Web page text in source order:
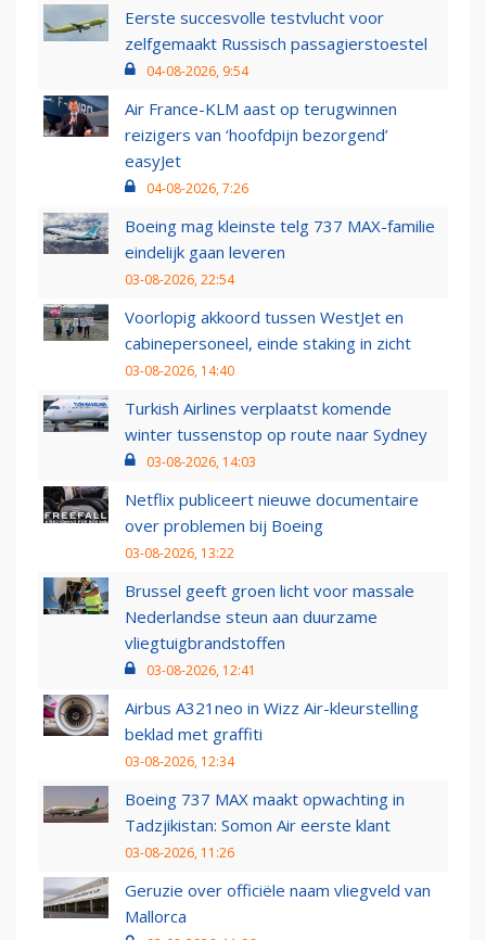
Eerste succesvolle testvlucht voor
zelfgemaakt Russisch passagierstoestel
04-08-2026, 9:54
Air France-KLM aast op terugwinnen
reizigers van ‘hoofdpijn bezorgend’
easyJet
04-08-2026, 7:26
Boeing mag kleinste telg 737 MAX-familie
eindelijk gaan leveren
03-08-2026, 22:54
Voorlopig akkoord tussen WestJet en
cabinepersoneel, einde staking in zicht
03-08-2026, 14:40
Turkish Airlines verplaatst komende
winter tussenstop op route naar Sydney
03-08-2026, 14:03
Netflix publiceert nieuwe documentaire
over problemen bij Boeing
03-08-2026, 13:22
Brussel geeft groen licht voor massale
Nederlandse steun aan duurzame
vliegtuigbrandstoffen
03-08-2026, 12:41
Airbus A321neo in Wizz Air-kleurstelling
beklad met graffiti
03-08-2026, 12:34
Boeing 737 MAX maakt opwachting in
Tadzjikistan: Somon Air eerste klant
03-08-2026, 11:26
Geruzie over officiële naam vliegveld van
Mallorca